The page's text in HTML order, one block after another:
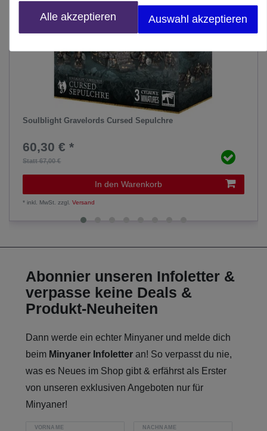
Soulblight Gravelords Cursed Sepulchre
Statt 67,00 €
60,30 € *
In den Warenkorb
*inkl. MwSt. zzgl.Versand
Abonnier unseren Infoletter &
verpasse keine Deals &
Produkt-Neuheiten
Dann werde ein echter Minyaner und melde dich
beim Minyaner Infoletter an! So verpasst du nie,
was es Neues im Shop gibt & erfährst als Erster
von unseren exklusiven Angeboten nur für
Minyaner!
VORNAME NACHNAME
Alle akzeptieren Auswahl akzeptieren